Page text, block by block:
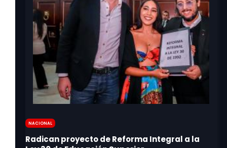
Nacional